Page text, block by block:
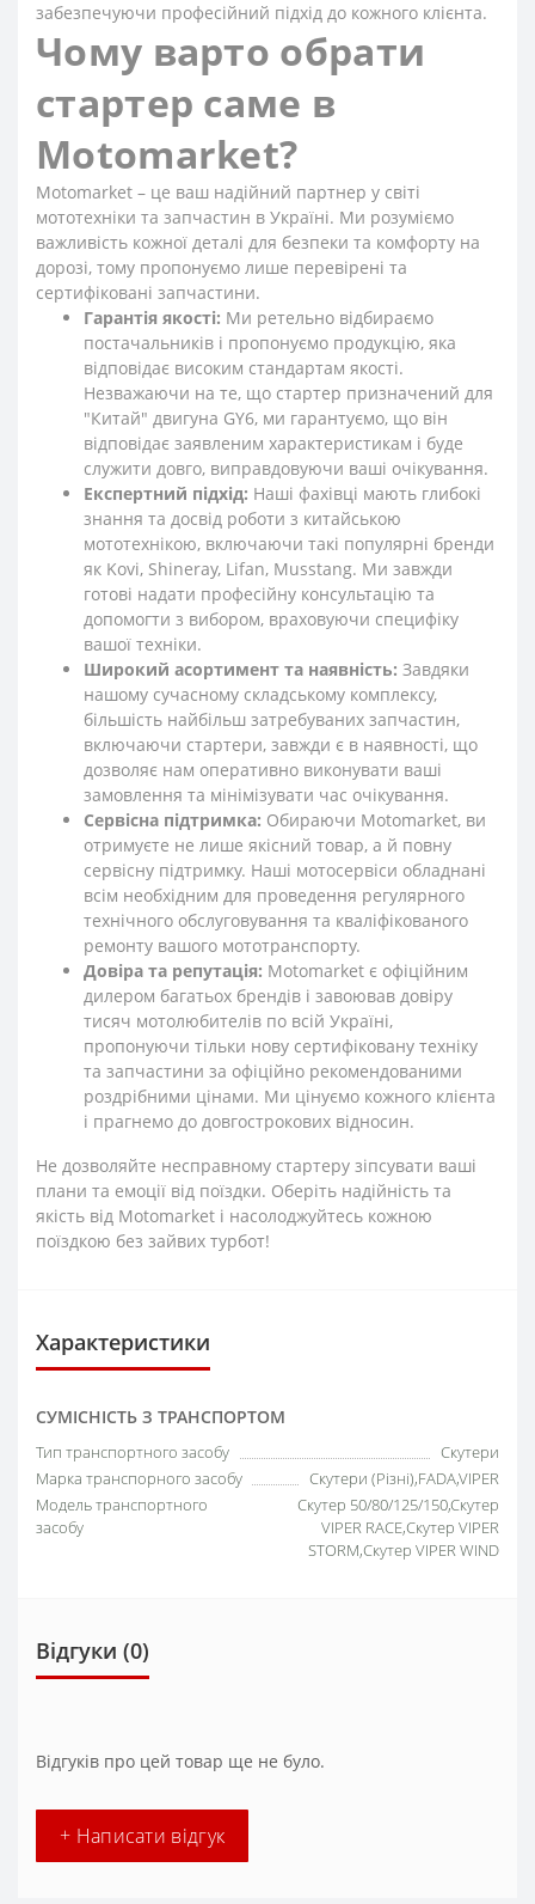
забезпечуючи професійний підхід до кожного клієнта.
Чому варто обрати
стартер саме в
Motomarket?
Motomarket – це ваш надійний партнер у світі
мототехніки та запчастин в Україні. Ми розуміємо
важливість кожної деталі для безпеки та комфорту на
дорозі, тому пропонуємо лише перевірені та
сертифіковані запчастини.
Гарантія якості: Ми ретельно відбираємо
постачальників і пропонуємо продукцію, яка
відповідає високим стандартам якості.
Незважаючи на те, що стартер призначений для
"Китай" двигуна GY6, ми гарантуємо, що він
відповідає заявленим характеристикам і буде
служити довго, виправдовуючи ваші очікування.
Експертний підхід: Наші фахівці мають глибокі
знання та досвід роботи з китайською
мототехнікою, включаючи такі популярні бренди
як Kovi, Shineray, Lifan, Musstang. Ми завжди
готові надати професійну консультацію та
допомогти з вибором, враховуючи специфіку
вашої техніки.
Широкий асортимент та наявність: Завдяки
нашому сучасному складському комплексу,
більшість найбільш затребуваних запчастин,
включаючи стартери, завжди є в наявності, що
дозволяє нам оперативно виконувати ваші
замовлення та мінімізувати час очікування.
Сервісна підтримка: Обираючи Motomarket, ви
отримуєте не лише якісний товар, а й повну
сервісну підтримку. Наші мотосервіси обладнані
всім необхідним для проведення регулярного
технічного обслуговування та кваліфікованого
ремонту вашого мототранспорту.
Довіра та репутація: Motomarket є офіційним
дилером багатьох брендів і завоював довіру
тисяч мотолюбителів по всій Україні,
пропонуючи тільки нову сертифіковану техніку
та запчастини за офіційно рекомендованими
роздрібними цінами. Ми цінуємо кожного клієнта
і прагнемо до довгострокових відносин.
Не дозволяйте несправному стартеру зіпсувати ваші
плани та емоції від поїздки. Оберіть надійність та
якість від Motomarket і насолоджуйтесь кожною
поїздкою без зайвих турбот!
Характеристики
СУМІСНІСТЬ З ТРАНСПОРТОМ
Тип транспортного засобу
Скутери
Марка транспорного засобу
Скутери (Різні),FADA,VIPER
Модель транспортного
засобу
Скутер 50/80/125/150,Скутер
VIPER RACE,Скутер VIPER
STORM,Скутер VIPER WIND
Відгуки (0)
Відгуків про цей товар ще не було.
+ Написати відгук